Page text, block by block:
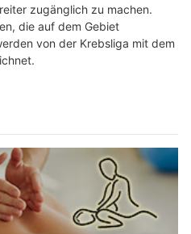
zugänglich zu machen.
die auf dem Gebiet
von der Krebsliga mit dem